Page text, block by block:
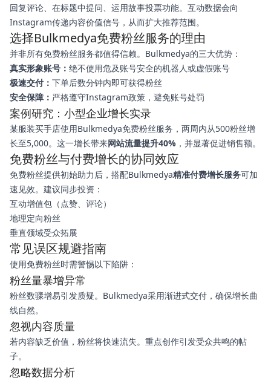
回复评论、在标题中提问、运用故事投票功能。互动数据会向
Instagram传递内容价值信号，从而扩大推荐范围。
选择Bulkmedya免费粉丝服务的理由
并非所有免费粉丝服务都值得信赖。Bulkmedya的三大优势：
真实形象账号： 绝不使用危及账号安全的机器人或虚假账号
极速交付： 下单后数分钟内即可获得粉丝
安全保障： 严格遵守Instagram政策，避免账号处罚
案例研究：小型企业增长实录
某服装买手店使用Bulkmedya免费粉丝服务，两周内从500粉丝增
长至5,000。这一增长带来网站流量提升40% ，并显著促进销售额。
免费粉丝与付费增长的协同效应
免费粉丝提供初始助力后，搭配Bulkmedya精准付费增长服务可加
速见效。建议同步投资：
互动增值包（点赞、评论）
地理定向粉丝
垂直领域受众拓展
常见误区规避指南
使用免费粉丝时需警惕以下陷阱：
粉丝量暴增异常
粉丝数骤增易引发质疑。Bulkmedya采用渐进式交付，确保增长曲
线自然。
忽视内容质量
若内容缺乏价值，粉丝将快速流失。重点创作引发受众共鸣的帖
子。
忽略数据分析